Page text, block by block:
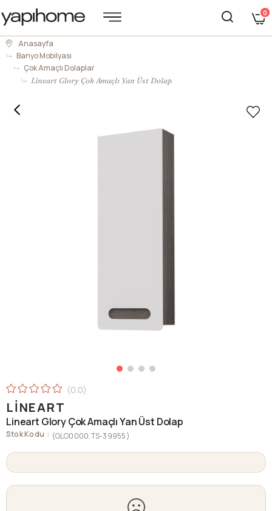
0
Anasayfa
Banyo Mobilyası
Çok Amaçlı Dolaplar
Lineart Glory Çok Amaçlı Yan Üst Dolap
0.0
LINEART
Lineart Glory Çok Amaçlı Yan Üst Dolap
Stok Kodu (GLO0000.TS-39955)